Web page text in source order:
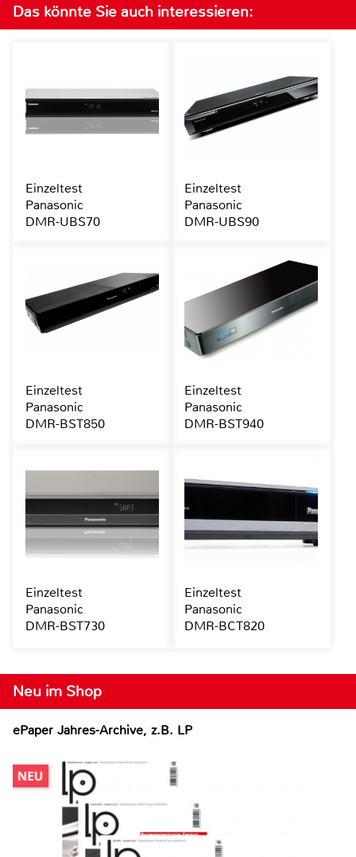
Neu im Shop
ePaper Jahres-Archive, z.B. LP
Das könnte Sie auch interessieren:
Einzeltest
Panasonic
DMR-UBS70
Einzeltest
Panasonic
DMR-UBS90
Einzeltest
Panasonic
DMR-BST850
Einzeltest
Panasonic
DMR-BST940
Einzeltest
Panasonic
DMR-BST730
Einzeltest
Panasonic
DMR-BCT820